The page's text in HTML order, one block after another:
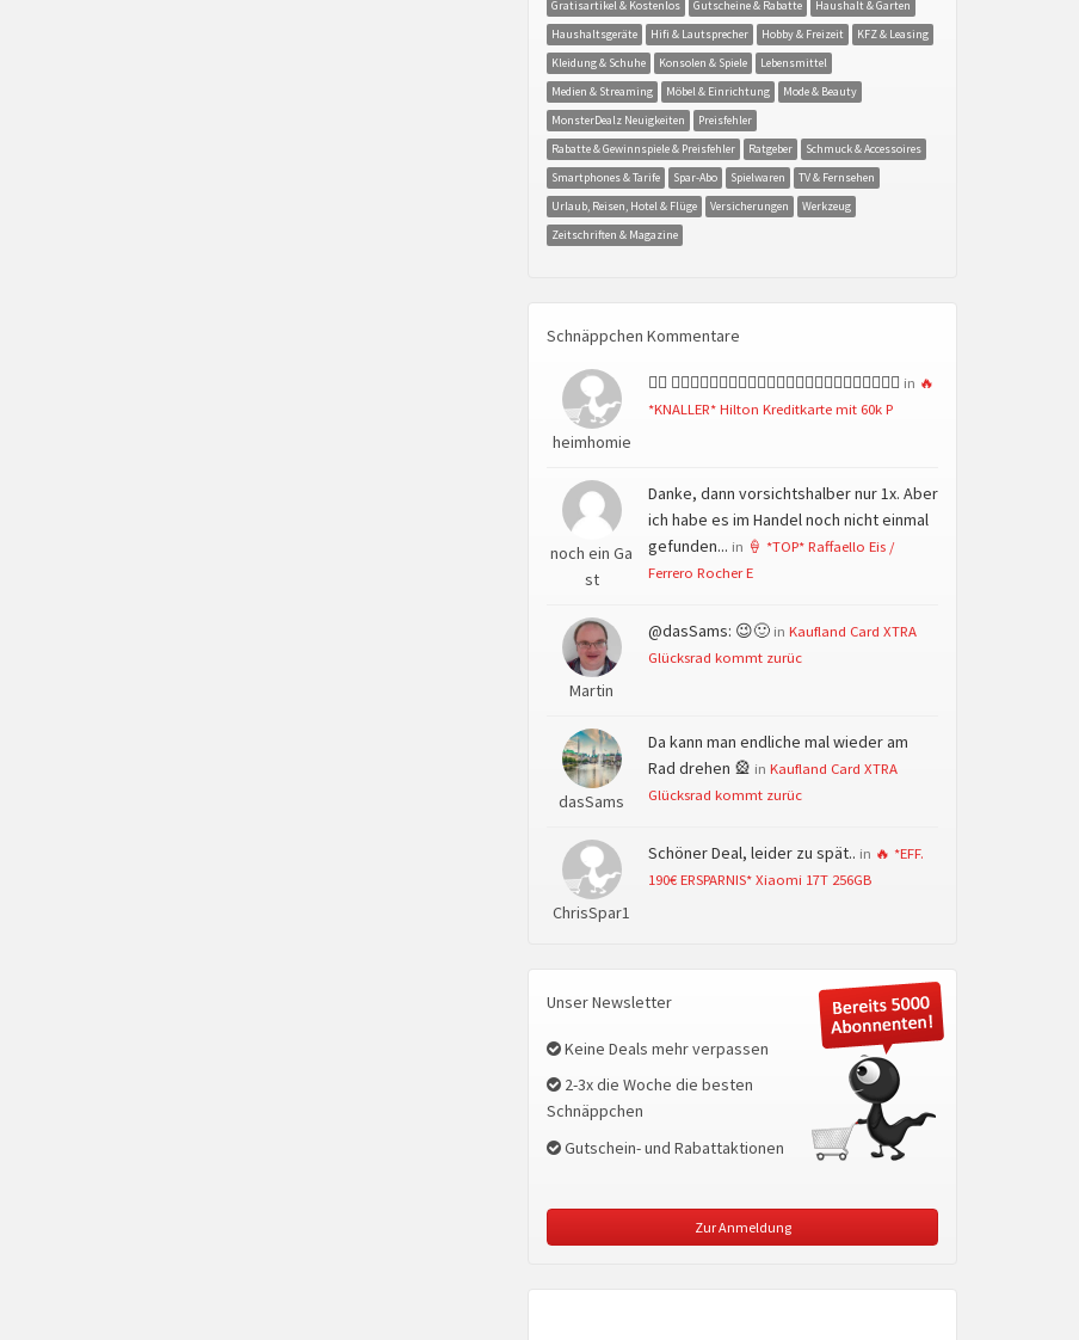
Gratisartikel & Kostenlos
Gutscheine & Rabatte
Haushalt & Garten
Haushaltsgeräte
Hifi & Lautsprecher Hobby & Freizeit
KFZ & Leasing
Kleidung & Schuhe
Konsolen & Spiele
Lebensmittel
Medien & Streaming
Möbel & Einrichtung
Mode & Beauty
MonsterDealz Neuigkeiten
Preisfehler
Rabatte & Gewinnspiele & Preisfehler
Ratgeber
Schmuck & Accessoires
Smartphones & Tarife
Spar-Abo Spielwaren
TV & Fernsehen
Urlaub, Reisen, Hotel & Flüge
Versicherungen
Werkzeug
Zeitschriften & Magazine
Schnäppchen Kommentare
heimhomie
👍🏻 👍🏻👍🏻👍🏻👍🏻👍🏻👍🏻👍🏻👍🏻👍🏻👍🏻👍🏻👍🏻 in 🔥
*KNALLER* Hilton Kreditkarte mit 60k P
noch ein Ga
st
Danke, dann vorsichtshalber nur 1x. Aber
ich habe es im Handel noch nicht einmal
gefunden... in 🍦 *TOP* Raffaello Eis /
Ferrero Rocher E
Martin
@dasSams: 😉🙂 in Kaufland Card XTRA
Glücksrad kommt zurüc
dasSams
Da kann man endliche mal wieder am
Rad drehen 🎡 in Kaufland Card XTRA
Glücksrad kommt zurüc
ChrisSpar1
Schöner Deal, leider zu spät.. in 🔥 *EFF.
190€ ERSPARNIS* Xiaomi 17T 256GB
Unser Newsletter
Keine Deals mehr verpassen
2-3x die Woche die besten
Schnäppchen
Gutschein- und Rabattaktionen
Zur Anmeldung